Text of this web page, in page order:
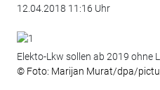
12.04.2018 11:16 Uhr
Elekto-Lkw sollen ab 2019 ohne
© Foto: Marijan Murat/dpa/